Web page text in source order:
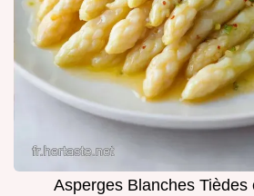
Asperges Blanches Tièdes